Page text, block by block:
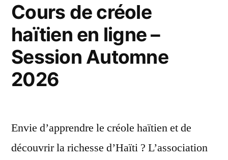
Cours de créole
haïtien en ligne –
Session Automne
2026
Envie d’apprendre le créole haïtien et de
découvrir la richesse d’Haïti ? L’association